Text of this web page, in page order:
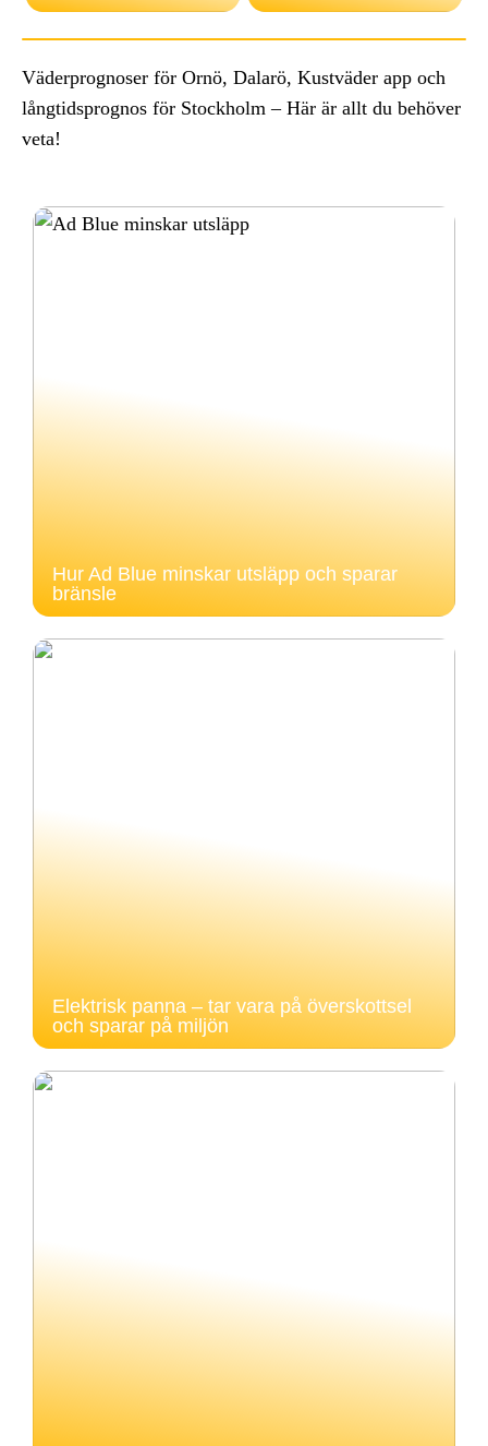
Väderprognoser för Ornö, Dalarö, Kustväder app och
långtidsprognos för Stockholm – Här är allt du behöver
veta!
Hur Ad Blue minskar utsläpp och sparar
bränsle
Elektrisk panna – tar vara på överskottsel
och sparar på miljön